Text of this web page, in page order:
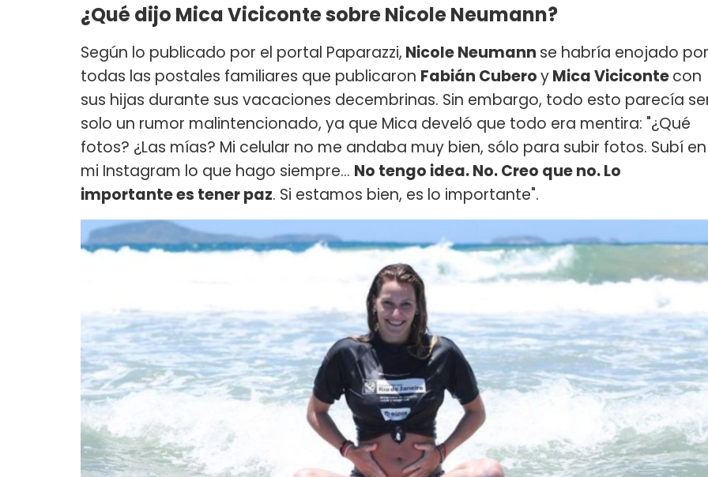
¿Qué dijo Mica Viciconte sobre Nicole Neumann?
Según lo publicado por el portal Paparazzi, Nicole Neumann se habría enojado por
todas las postales familiares que publicaron Fabián CuberoyMica Vicicontecon
sus hijas durante sus vacaciones decembrinas. Sin embargo, todo esto parecía
solo un rumor malintencionado, ya que Mica develó que todo era mentira: "¿Qué
fotos? ¿Las mías? Mi celular no me andaba muy bien, sólo para subir fotos. Subí en
mi Instagram lo que hago siempre... No tengo idea. No. Creo que no. Lo
importante es tener paz. Si estamos bien, es lo importante".